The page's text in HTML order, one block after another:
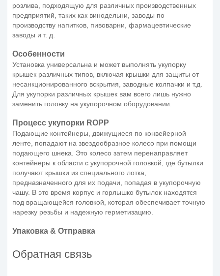
розлива, подходящую для различных производственных
предприятий, таких как винодельни, заводы по
производству напитков, пивоварни, фармацевтические
заводы и т. д.
Особенности
Установка универсальна и может выполнять укупорку
крышек различных типов, включая крышки для защиты от
несанкционированного вскрытия, заводные колпачки и т.д.
Для укупорки различных крышек вам всего лишь нужно
заменить головку на укупорочном оборудовании.
Процесс укупорки ROPP
Подающие контейнеры, движущиеся по конвейерной
ленте, попадают на звездообразное колесо при помощи
подающего шнека. Это колесо затем перенаправляет
контейнеры к области с укупорочной головкой, где бутылки
получают крышки из специального лотка,
предназначенного для их подачи, попадая в укупорочную
чашу. В это время корпус и горлышко бутылок находятся
под вращающейся головкой, которая обеспечивает точную
нарезку резьбы и надежную герметизацию.
Упаковка & Отправка
Обратная связь